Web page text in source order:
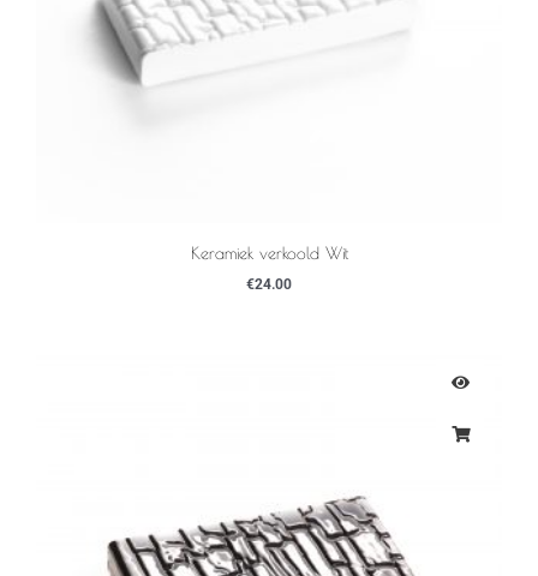
Keramiek verkoold Wit
€24.00